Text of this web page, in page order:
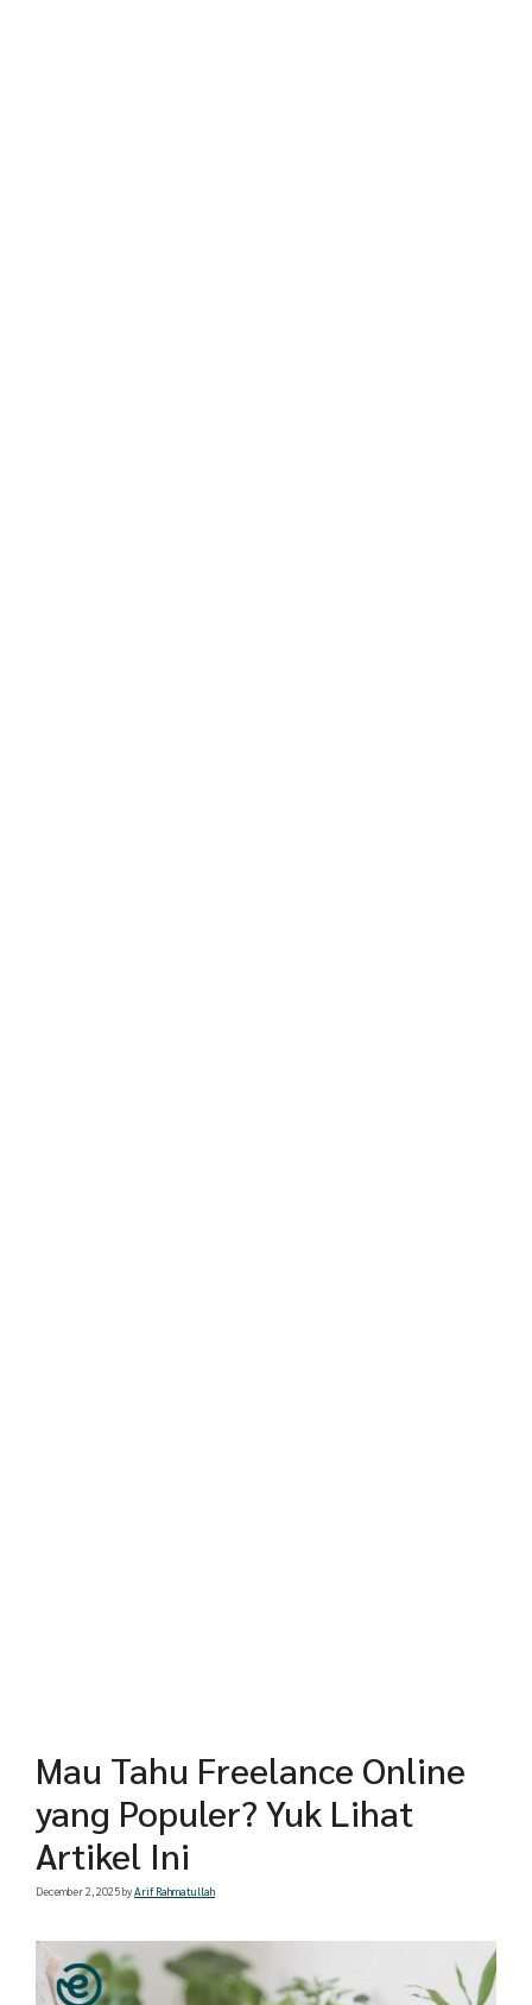
Mau Tahu Freelance Online
yang Populer? Yuk Lihat
Artikel Ini
December 2, 2025byArif Rahmatullah